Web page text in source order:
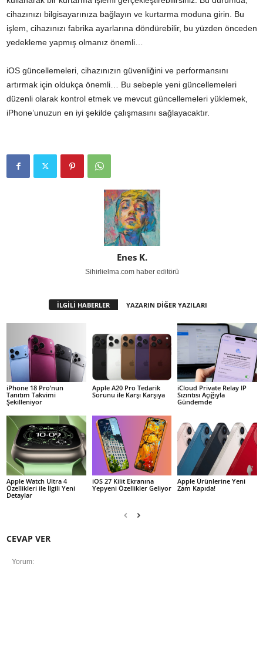
cihazınızı bilgisayarınıza bağlayın ve kurtarma moduna girin. Bu
işlem, cihazınızı fabrika ayarlarına döndürebilir, bu yüzden önceden
yedekleme yapmış olmanız önemli…
iOS güncellemeleri, cihazınızın güvenliğini ve performansını
artırmak için oldukça önemli… Bu sebeple yeni güncellemeleri
düzenli olarak kontrol etmek ve mevcut güncellemeleri yüklemek,
iPhone’unuzun en iyi şekilde çalışmasını sağlayacaktır.
Enes K.
Sihirlielma.com haber editörü
İLGİLİ HABERLER YAZARIN DİĞER YAZILARI
iPhone 18 Pro’nun
Tanıtım Takvimi
Şekilleniyor
Apple A20 Pro Tedarik
Sorunu ile Karşı Karşıya
iCloud Private Relay IP
Sızıntısı Açığıyla
Gündemde
Apple Watch Ultra 4
Özellikleri ile İlgili Yeni
Detaylar
iOS 27 Kilit Ekranına
Yepyeni Özellikler Geliyor
Apple Ürünlerine Yeni
Zam Kapıda!
CEVAP VER